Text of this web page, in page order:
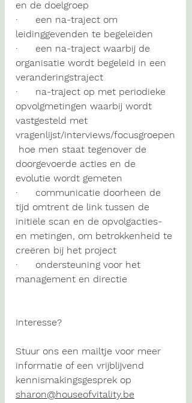
en de doelgroep
·      een na-traject om
leidinggevenden te begeleiden
·      een na-traject waarbij de
organisatie wordt begeleid in een
veranderingstraject
· na-traject op met periodieke
opvolgmetingen waarbij wordt
vastgesteld met
vragenlijst/interviews/focusgroepen
hoe men staat tegenover de
doorgevoerde acties en de
evolutie wordt gemeten
· communicatie doorheen de
tijd omtrent de link tussen de
initiële scan en de opvolgacties-
en metingen, om betrokkenheid te
creëren bij het project
· ondersteuning voor het
management en directie
Interesse?
Stuur ons een mailtje voor meer
informatie of een vrijblijvend
kennismakingsgesprek op
sharon@houseofvitality.be